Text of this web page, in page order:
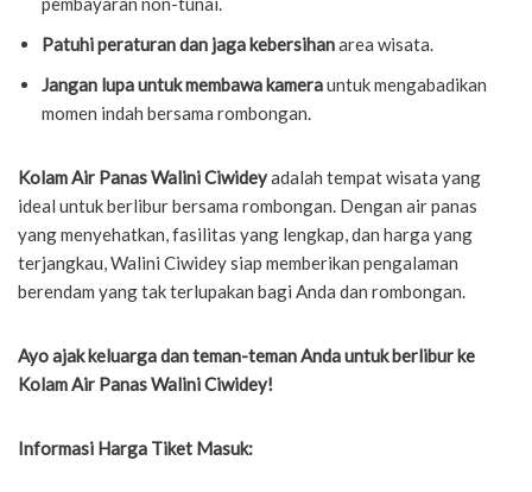
Patuhi peraturan dan jaga kebersihanarea wisata.
Jangan lupa untuk membawa kamerauntuk mengabadikan
momen indah bersama rombongan.
Kolam Air Panas Walini Ciwideyadalah tempat wisata yang
ideal untuk berlibur bersama rombongan. Dengan air panas
yang menyehatkan, fasilitas yang lengkap, dan harga yang
terjangkau, Walini Ciwidey siap memberikan pengalaman
berendam yang tak terlupakan bagi Anda dan rombongan.
Ayo ajak keluarga dan teman-teman Anda untuk berlibur ke
Kolam Air Panas Walini Ciwidey!
Informasi Harga Tiket Masuk: